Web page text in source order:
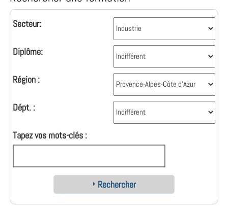
Secteur:
Diplôme:
Région :
Dépt. :
Tapez vos mots-clés :
Rechercher